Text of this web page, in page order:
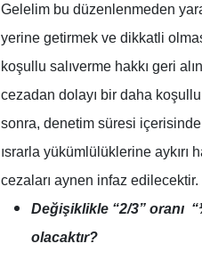
Gelelim bu düzenlenmeden
yerine getirmek ve dikkatli
koşullu salıverme hakkı geri
cezadan dolayı bir daha
sonra, denetim süresi
ısrarla yükümlülüklerine
cezaları aynen infaz edilecektir.
Değişiklikle “2/3” oranı
olacaktır?